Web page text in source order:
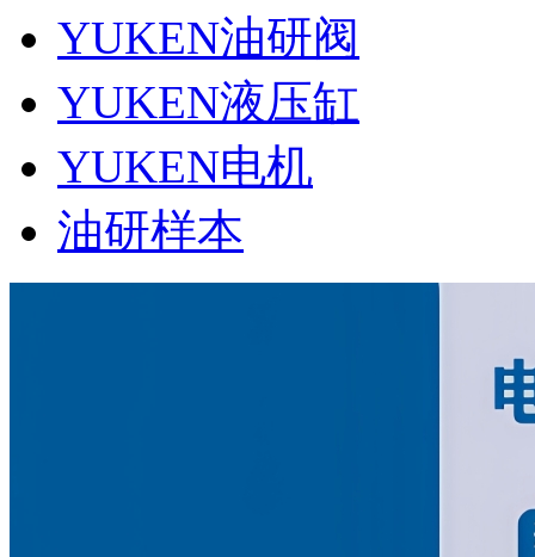
YUKEN油研阀
YUKEN液压缸
YUKEN电机
油研样本